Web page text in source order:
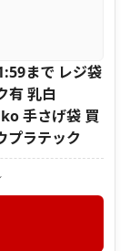
まで レジ袋
有 乳白
手さげ袋 買
プラテック